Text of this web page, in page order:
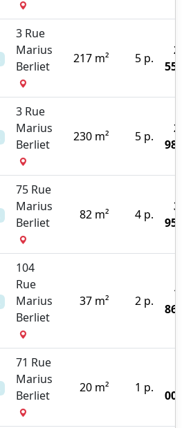
3 Rue
Marius
Berliet
217 m² 5 p.
3 Rue
Marius
Berliet
230 m² 5 p.
75 Rue
Marius
Berliet
82 m² 4 p.
104
Rue
Marius
Berliet
37 m² 2 p.
71 Rue
Marius
Berliet
20 m² 1 p.